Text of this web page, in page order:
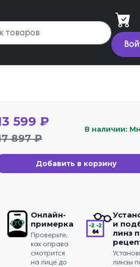
599 ₽
897 ₽
В наличии:
Добавить в корзину
Онлайн-
примерка
Проверьте,
как оправа
смотрится
на лице до
и
линз
линзы